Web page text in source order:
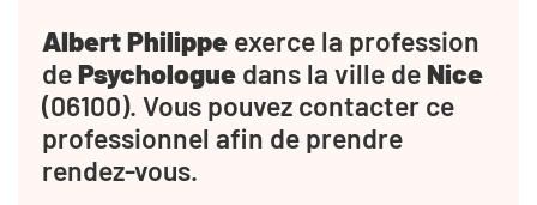
Albert Philippe exerce la profession
dePsychologue dans la ville de Nice
(06100). Vous pouvez contacter ce
professionnel afin de prendre
rendez-vous.